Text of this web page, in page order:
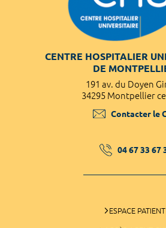
CENTRE HOSPITALIER
DE
191 av. du Doyen
34295 Montpellier
Contacter le
04 67 33 67
ESPACE PATIENT